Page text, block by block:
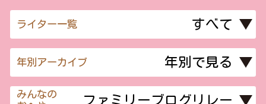
ライター一覧
年別アーカイブ
みんなの